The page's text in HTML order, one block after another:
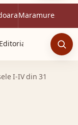
Maramureș
Editorial
I-IV din 31